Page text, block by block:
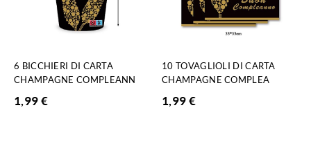
6 BICCHIERI DI CARTA
CHAMPAGNE COMPLEANN
1,99€
10 TOVAGLIOLI DI CARTA
CHAMPAGNE COMPLEA
1,99€